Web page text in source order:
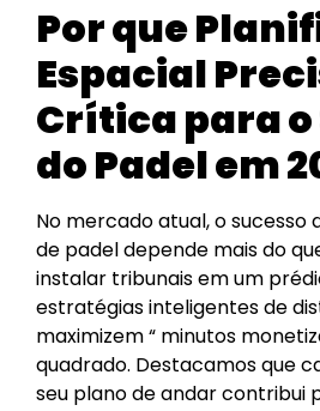
Por que
Espacial
Crítica para o
do Padel em
No mercado atual, o sucesso
de padel depende mais do
instalar tribunais em um
estratégias inteligentes de
maximizem “ minutos
quadrado. Destacamos que
seu plano de andar contribui